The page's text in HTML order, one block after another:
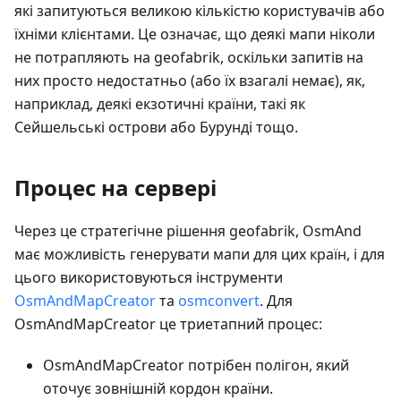
які запитуються великою кількістю користувачів або
їхніми клієнтами. Це означає, що деякі мапи ніколи
не потрапляють на geofabrik, оскільки запитів на
них просто недостатньо (або їх взагалі немає), як,
наприклад, деякі екзотичні країни, такі як
Сейшельські острови або Бурунді тощо.
Процес на сервері
Через це стратегічне рішення geofabrik, OsmAnd
має можливість генерувати мапи для цих країн, і для
цього використовуються інструменти
OsmAndMapCreatorта osmconvert. Для
OsmAndMapCreator це триетапний процес:
OsmAndMapCreator потрібен полігон, який
оточує зовнішній кордон країни.